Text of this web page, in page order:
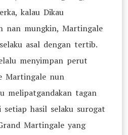
kalau Dikau
nan mungkin, Martingale
asal dengan tertib.
menyimpan perut
Martingale nun
melipatgandakan tagan
setiap hasil selaku surogat
Martingale yang